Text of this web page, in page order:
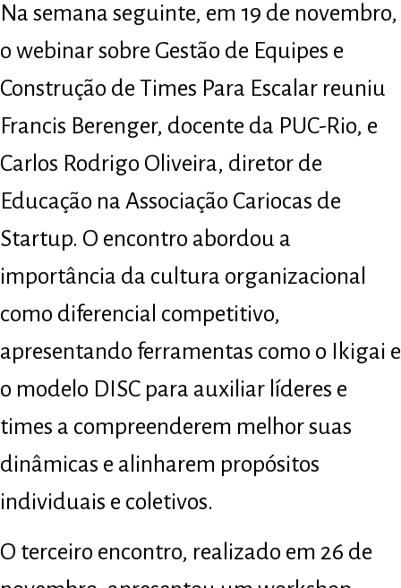
Na semana seguinte, em 19 de novembro,
o webinar sobre Gestão de Equipes e
Construção de Times Para Escalar reuniu
Francis Berenger, docente da PUC-Rio, e
Carlos Rodrigo Oliveira, diretor de
Educação na Associação Cariocas de
Startup. O encontro abordou a
importância da cultura organizacional
como diferencial competitivo,
apresentando ferramentas como o Ikigai e
o modelo DISC para auxiliar líderes e
times a compreenderem melhor suas
dinâmicas e alinharem propósitos
individuais e coletivos.
O terceiro encontro, realizado em 26 de